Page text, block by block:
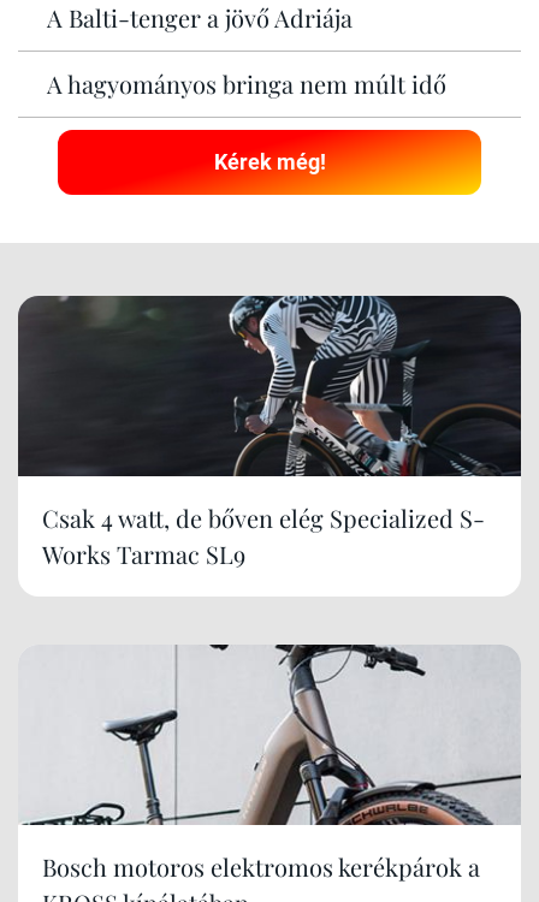
A Balti-tenger a jövő Adriája
A hagyományos bringa nem múlt idő
Kérek még!
Csak 4 watt, de bőven elég Specialized S-
Works Tarmac SL9
Bosch motoros elektromos kerékpárok a